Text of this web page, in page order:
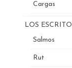
Cargas
LOS
Salmos
Rut